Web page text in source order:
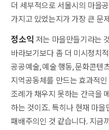
더 세부적으로 서울시의 마을
가지고 있었는지가 가장 큰 문
정소익 저는 마을만들기라는
바라보기보다 좀 더 미시정치
공공예술, 예술 행동, 문화콘텐
지역공동체를 만드는 효과적
조례가 채우지 못하는 간극을
하는 것이죠. 특히나 현재 마
패배주의인 것 같습니다. 지금